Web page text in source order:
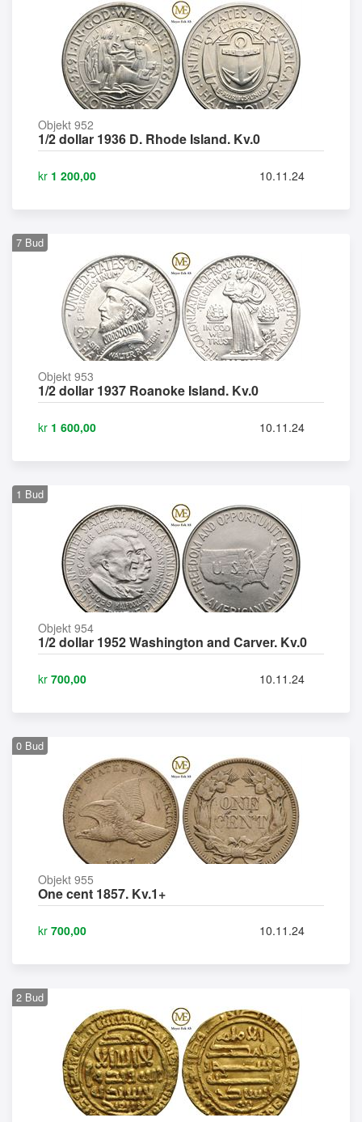
Objekt 952
1/2 dollar 1936 D. Rhode Island. Kv.0
kr 1 200,00 10.11.24
7 Bud
Objekt 953
1/2 dollar 1937 Roanoke Island. Kv.0
kr 1 600,00 10.11.24
1 Bud
Objekt 954
1/2 dollar 1952 Washington and Carver. Kv.0
kr 700,00 10.11.24
0 Bud
Objekt 955
One cent 1857. Kv.1+
kr 700,00 10.11.24
2 Bud